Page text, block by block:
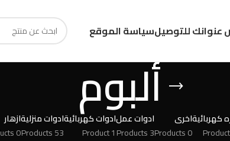
للتوصيلسياسة الموقع
ألبوم
كهربائيةاخرى
0 Products
ادوات عمل
3 Products
ادوات كهربائية
1 Product
ادوات منزلية
53 Products
ازهار
0 Products